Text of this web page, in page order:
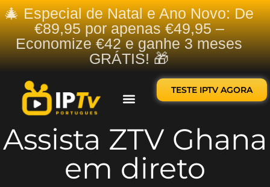
🎄 Especial de Natal e Ano Novo: De
€89,95 por apenas €49,95 –
Economize €42 e ganhe 3 meses
GRÁTIS! 🎁
TESTE IPTV AGORA
Assista ZTV Ghana
em direto